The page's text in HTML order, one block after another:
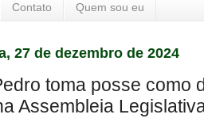
Contato Quem sou eu
27 de dezembro de 2024
toma posse como
Assembleia